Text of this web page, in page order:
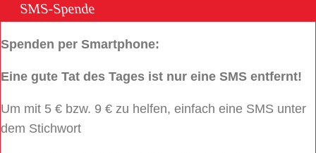
SMS-Spende
Spenden per Smartphone:
Eine gute Tat des Tages ist nur eine SMS entfernt!
Um mit 5 € bzw. 9 € zu helfen, einfach eine SMS unter
dem Stichwort